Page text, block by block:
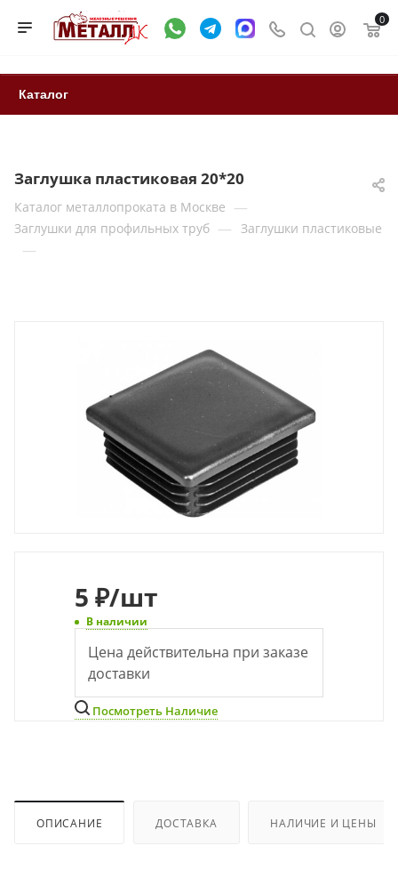
0
Каталог
Заглушка пластиковая 20*20
Каталог металлопроката в Москве —
Заглушки для профильных труб — Заглушки пластиковые
—
5 ₽/шт
В наличии
Цена действительна при заказе
доставки
Посмотреть Наличие
ОПИСАНИЕ ДОСТАВКА НАЛИЧИЕ И ЦЕНЫ